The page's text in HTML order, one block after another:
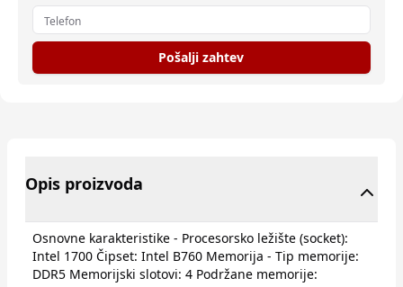
Pošalji zahtev
Opis proizvoda
Osnovne karakteristike - Procesorsko ležište (socket):
Intel 1700 Čipset: Intel B760 Memorija - Tip memorije:
DDR5 Memorijski slotovi: 4 Podržane memorije: